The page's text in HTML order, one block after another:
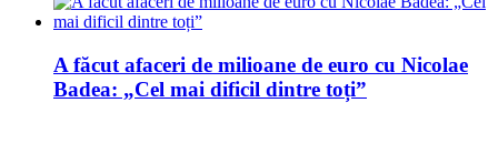
A făcut afaceri de milioane de euro cu Nicolae
Badea: „Cel mai dificil dintre toți”